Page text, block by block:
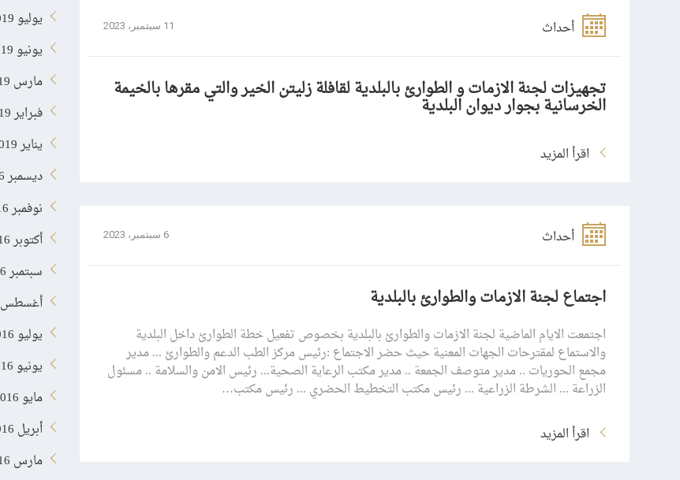
أحداث 11 سبتمبر، 2023
تجهيزات لجنة الازمات و الطوارئ بالبلدية لقافلة زليتن الخير والتي مقرها بالخيمة
الخرسانية بجوار ديوان البلدية
اقرأ المزيد
أحداث 6 سبتمبر، 2023
اجتماع لجنة الازمات والطوارئ بالبلدية
اجتمعت الايام الماضية لجنة الازمات والطوارئ بالبلدية بخصوص تفعيل خطة الطوارئ داخل البلدية
والاستماع لمقترحات الجهات المعنية حيث حضر الاجتماع :رئيس مركز الطب الدعم والطوارئ ... مدير
مجمع الحوريات .. مدير متوصف الجمعة .. مدير مكتب الرعاية الصحية... رئيس الامن والسلامة .. مسئول
الزراعة ... الشرطة الزراعية ... رئيس مكتب التخطيط الحضري ... رئيس مكتب…
اقرأ المزيد
يوليو 2019
يونيو 2019
مارس 2019
فبراير 2019
يناير 2019
ديسمبر 2016
نوفمبر 2016
أكتوبر 2016
سبتمبر 2016
أغسطس 2016
يوليو 2016
يونيو 2016
مايو 2016
أبريل 2016
مارس 2016